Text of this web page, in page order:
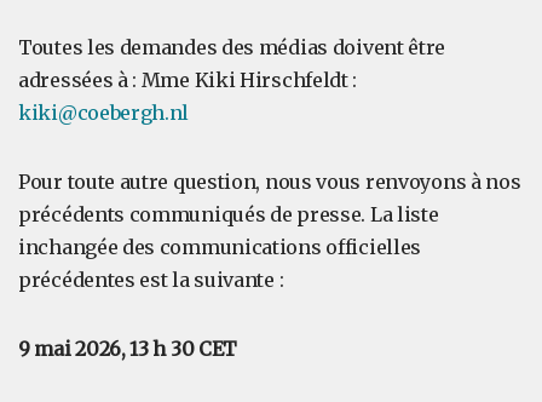
Toutes les demandes des médias doivent être
adressées à : Mme Kiki Hirschfeldt :
kiki@coebergh.nl
Pour toute autre question, nous vous renvoyons à nos
précédents communiqués de presse. La liste
inchangée des communications officielles
précédentes est la suivante :
9 mai 2026, 13 h 30 CET